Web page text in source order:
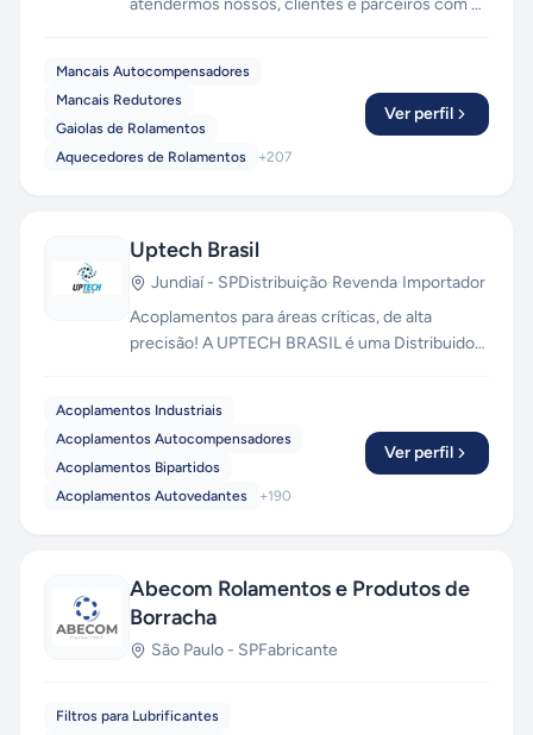
atendermos nossos, clientes e parceiros com o
promover maior qualidade no mercado de peças
de reposição para a industria.
Mancais Autocompensadores
Mancais Redutores
Gaiolas de Rolamentos
Aquecedores de Rolamentos
+207
Ver perfil
Uptech Brasil
Jundiaí- SPDistribuição·Revenda·Importador
Acoplamentos para áreas críticas, de alta
precisão! A UPTECH BRASIL é uma Distribuidora
estoque grande, com disponibilidade de envio
via aéreo, transportadoras, moto-express,
correios e retirada em loja física! Temos
produtos importados e nacionais, com garantia
Acoplamentos Industriais
Acoplamentos Autocompensadores
Acoplamentos Bipartidos
Acoplamentos Autovedantes
+190
Ver perfil
Abecom Rolamentos e Produtos de
Borracha
São Paulo - SPFabricante
Filtros para Lubrificantes